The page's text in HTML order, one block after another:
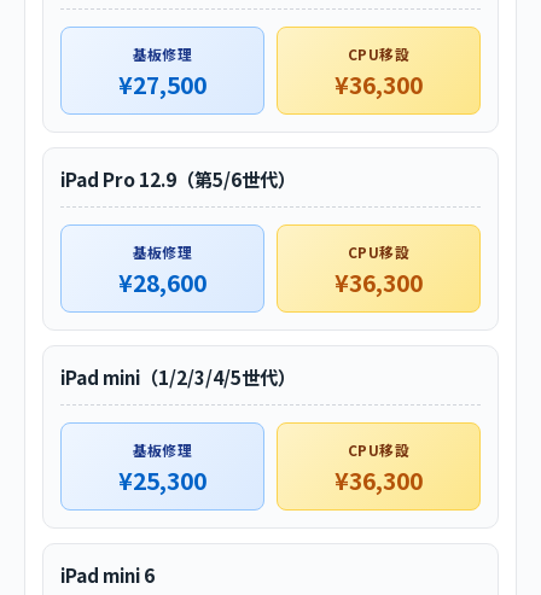
基板修理
¥27,500
CPU移設
¥36,300
iPad Pro 12.9（第5/6世代）
基板修理
¥28,600
CPU移設
¥36,300
iPad mini（1/2/3/4/5世代）
基板修理
¥25,300
CPU移設
¥36,300
iPad mini 6